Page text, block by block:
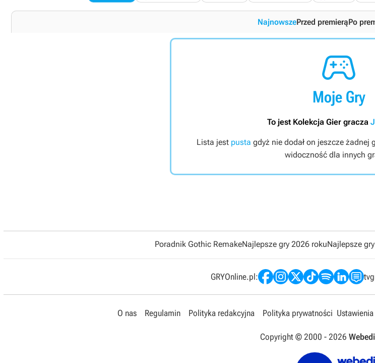
NajnowszePrzed premierąPo

Moje Gry
To jest Kolekcja Gier gracza
Lista jest pusta gdyż nie dodał on jeszcze żadnej
widoczność dla innych
Poradnik Gothic RemakeNajlepsze gry 2026 rokuNajlepsze
GRYOnline.pl:
O nas Regulamin Polityka redakcyjna Polityka prywatności
Copyright © 2000 - 2026